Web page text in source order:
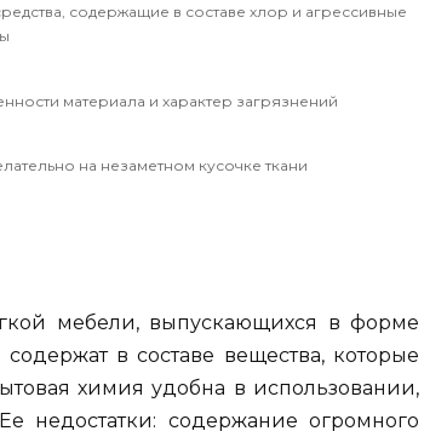
содержащие в составе хлор и агрессивные
материала и характер загрязнений
на незаметном кусочке ткани
мебели, выпускающихся в форме
в составе вещества, которые
химия удобна в использовании,
недостатки: содержание огромного